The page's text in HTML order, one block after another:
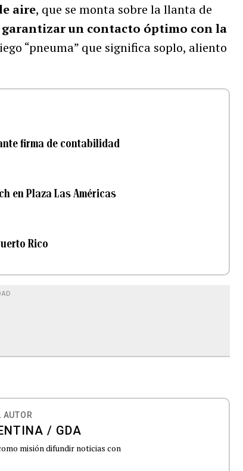
aire, que se monta sobre la llanta de
un contacto óptimo con la
“pneuma” que significa soplo, aliento
firma de contabilidad
en Plaza Las Américas
Rico
AUTOR
/ GDA
misión difundir noticias con